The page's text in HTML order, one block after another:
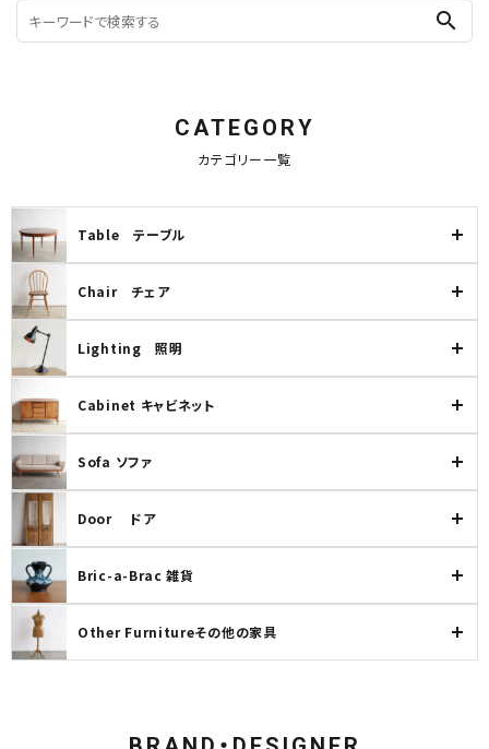
search
CATEGORY
カテゴリー一覧
Table テーブル
Chair チェア
Lighting 照明
Cabinet キャビネット
Sofa ソファ
Door ドア
Bric-a-Brac 雑貨
Other Furnitureその他の家具